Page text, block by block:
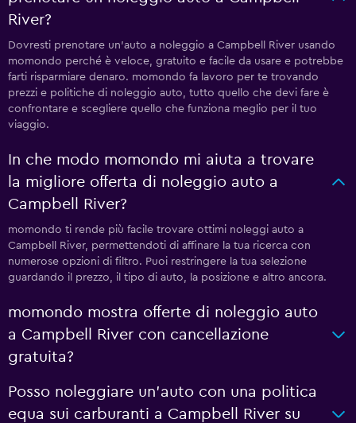
River?
Dovresti prenotare un'auto a noleggio a Campbell River usando
momondo perché è veloce, gratuito e facile da usare e potrebbe
farti risparmiare denaro. momondo fa lavoro per te trovando
prezzi e politiche di noleggio auto, tutto quello che devi fare è
confrontare e scegliere quello che funziona meglio per il tuo
viaggio.
In che modo momondo mi aiuta a trovare
la migliore offerta di noleggio auto a
Campbell River?
momondo ti rende più facile trovare ottimi noleggi auto a
Campbell River, permettendoti di affinare la tua ricerca con
numerose opzioni di filtro. Puoi restringere la tua selezione
guardando il prezzo, il tipo di auto, la posizione e altro ancora.
momondo mostra offerte di noleggio auto
a Campbell River con cancellazione
gratuita?
Posso noleggiare un'auto con una politica
equa sui carburanti a Campbell River su